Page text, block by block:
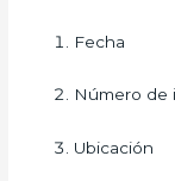
Fecha
Número de
Ubicación